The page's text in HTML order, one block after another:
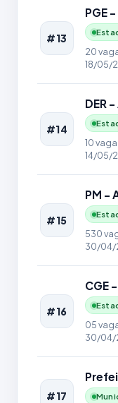
#13
PGE -
20
18/05/
#14
DER -
10
14/05/
#15
PM -
530
30/04/
#16
CGE
05
30/04/
#17